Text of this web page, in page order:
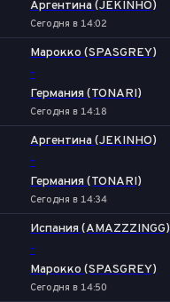
Аргентина (JEKINHO)
Сегодня в 14:02
Марокко (SPASGREY)
-
Германия (TONARI)
Сегодня в 14:18
Аргентина (JEKINHO)
-
Германия (TONARI)
Сегодня в 14:34
Испания (AMAZZZINGG)
-
Марокко (SPASGREY)
Сегодня в 14:50